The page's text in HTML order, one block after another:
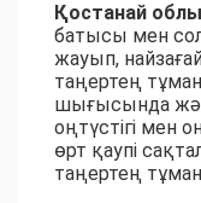
Қостанай
батысы мен
жауып,
таңертең
шығысында
оңтүстігі мен
өрт қаупі
таңертең